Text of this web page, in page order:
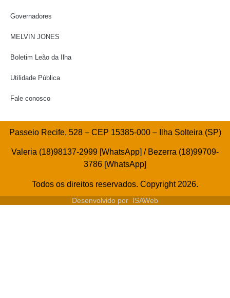
Governadores
MELVIN JONES
Boletim Leão da Ilha
Utilidade Pública
Fale conosco
Passeio Recife, 528 – CEP 15385-000 – Ilha Solteira (SP)
Valeria (18)98137-2999 [WhatsApp] / Bezerra (18)99709-
3786 [WhatsApp]
Todos os direitos reservados. Copyright 2026.
Desenvolvido por ISAWeb